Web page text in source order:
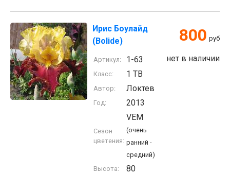
Ирис Боулайд
(Bolide)
800 руб
нет в наличии
Артикул: 1-63
Класс: 1 TB
Автор: Локтев
Год: 2013
Сезон
цветения:
VEM
(очень
ранний -
средний)
Высота:
80